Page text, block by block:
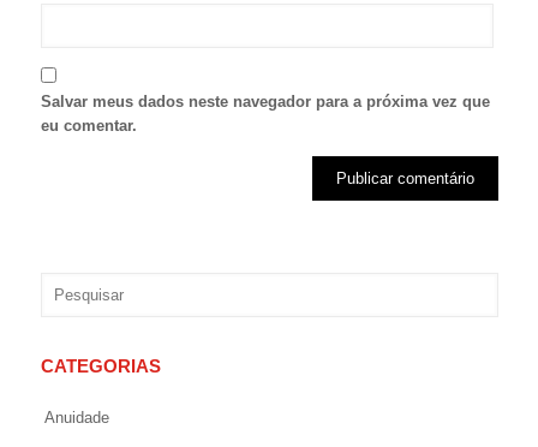
Salvar meus dados neste navegador para a próxima vez que
eu comentar.
CATEGORIAS
Anuidade